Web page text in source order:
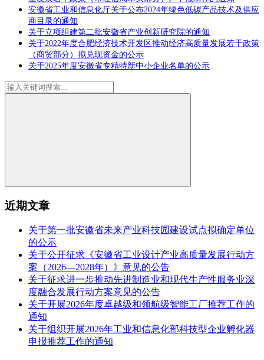
安徽省工业和信息化厅关于公布2024年绿色低碳产品技术及供应
商目录的通知
关于立项组建第二批安徽省产业创新研究院的通知
关于2022年度合肥经济技术开发区推动经济高质量发展若干政策
（商贸部分）拟兑现资金的公示
关于2025年度安徽省专精特新中小企业名单的公示
近期文章
关于第一批安徽省未来产业科技园建设试点拟确定单位
的公示
关于公开征求《安徽省工业设计产业高质量发展行动方
案（2026—2028年）》意见的公告
关于征求进一步推动先进制造业和现代生产性服务业深
度融合发展行动方案意见的公告
关于开展2026年度卓越级和领航级智能工厂推荐工作的
通知
关于组织开展2026年工业和信息化部科技型企业孵化器
申报推荐工作的通知